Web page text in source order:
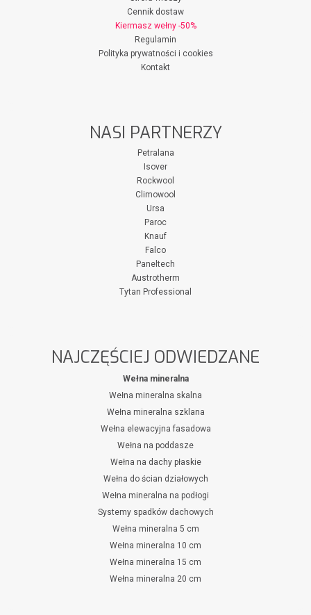
Cennik dostaw
Kiermasz wełny -50%
Regulamin
Polityka prywatności i cookies
Kontakt
NASI PARTNERZY
Petralana
Isover
Rockwool
Climowool
Ursa
Paroc
Knauf
Falco
Paneltech
Austrotherm
Tytan Professional
NAJCZĘŚCIEJ ODWIEDZANE
Wełna mineralna
Wełna mineralna skalna
Wełna mineralna szklana
Wełna elewacyjna fasadowa
Wełna na poddasze
Wełna na dachy płaskie
Wełna do ścian działowych
Wełna mineralna na podłogi
Systemy spadków dachowych
Wełna mineralna 5 cm
Wełna mineralna 10 cm
Wełna mineralna 15 cm
Wełna mineralna 20 cm